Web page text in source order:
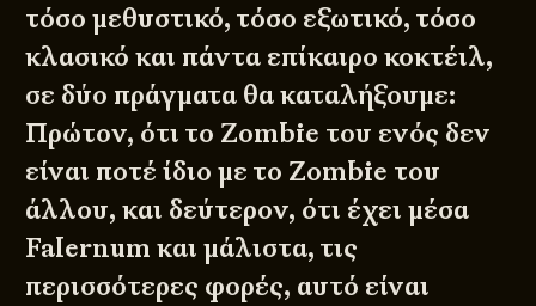
τόσο μεθυστικό, τόσο εξωτικό, τόσο
κλασικό και πάντα επίκαιρο κοκτέιλ,
σε δύο πράγματα θα καταλήξουμε:
Πρώτον, ότι το Zombie του ενός δεν
είναι ποτέ ίδιο με το Zombie του
άλλου, και δεύτερον, ότι έχει μέσα
Falernum και μάλιστα, τις
περισσότερες φορές, αυτό είναι